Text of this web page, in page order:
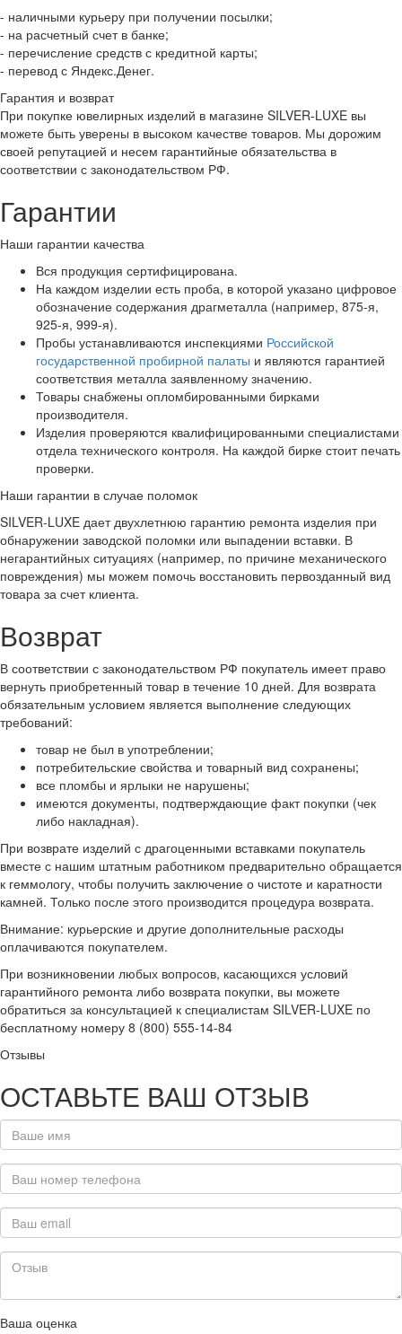
- наличными курьеру при получении посылки;
- на расчетный счет в банке;
- перечисление средств с кредитной карты;
- перевод с Яндекс.Денег.
Гарантия и возврат
При покупке ювелирных изделий в магазине SILVER-LUXE вы
можете быть уверены в высоком качестве товаров. Мы дорожим
своей репутацией и несем гарантийные обязательства в
соответствии с законодательством РФ.
Гарантии
Наши гарантии качества
Вся продукция сертифицирована.
На каждом изделии есть проба, в которой указано цифровое
обозначение содержания драгметалла (например, 875-я,
925-я, 999-я).
Пробы устанавливаются инспекциями Российской
государственной пробирной палаты и являются гарантией
соответствия металла заявленному значению.
Товары снабжены опломбированными бирками
производителя.
Изделия проверяются квалифицированными специалистами
отдела технического контроля. На каждой бирке стоит печать
проверки.
Наши гарантии в случае поломок
SILVER-LUXE дает двухлетнюю гарантию ремонта изделия при
обнаружении заводской поломки или выпадении вставки. В
негарантийных ситуациях (например, по причине механического
повреждения) мы можем помочь восстановить первозданный вид
товара за счет клиента.
Возврат
В соответствии с законодательством РФ покупатель имеет право
вернуть приобретенный товар в течение 10 дней. Для возврата
обязательным условием является выполнение следующих
требований:
товар не был в употреблении;
потребительские свойства и товарный вид сохранены;
все пломбы и ярлыки не нарушены;
имеются документы, подтверждающие факт покупки (чек
либо накладная).
При возврате изделий с драгоценными вставками покупатель
вместе с нашим штатным работником предварительно обращается
к геммологу, чтобы получить заключение о чистоте и каратности
камней. Только после этого производится процедура возврата.
Внимание: курьерские и другие дополнительные расходы
оплачиваются покупателем.
При возникновении любых вопросов, касающихся условий
гарантийного ремонта либо возврата покупки, вы можете
обратиться за консультацией к специалистам SILVER-LUXE по
бесплатному номеру 8 (800) 555-14-84
Отзывы
ОСТАВЬТЕ ВАШ ОТЗЫВ
Ваша оценка